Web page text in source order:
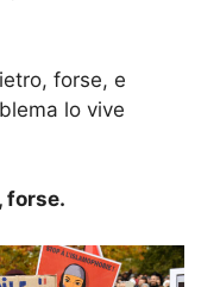
forse, e
lo vive
forse.